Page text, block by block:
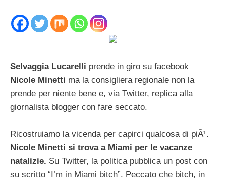
Selvaggia Lucarelli prende in giro su facebook
Nicole Minetti ma la consigliera regionale non la
prende per niente bene e, via Twitter, replica alla
giornalista blogger con fare seccato.
Ricostruiamo la vicenda per capirci qualcosa di piÃ¹.
Nicole Minetti si trova a Miami per le vacanze
natalizie. Su Twitter, la politica pubblica un post con
su scritto “I’m in Miami bitch”. Peccato che bitch, in